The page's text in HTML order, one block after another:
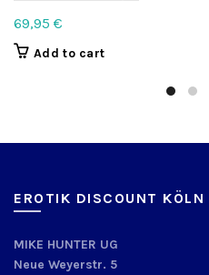
69,95 €
Add to cart
EROTIK DISCOUNT KÖLN
MIKE HUNTER UG
Neue Weyerstr. 5